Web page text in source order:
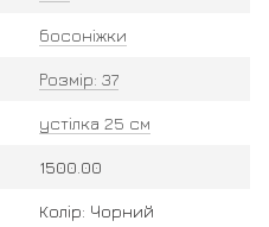
босоніжки
Розмір: 37
устілка 25 см
1500.00
Колір: Чорний